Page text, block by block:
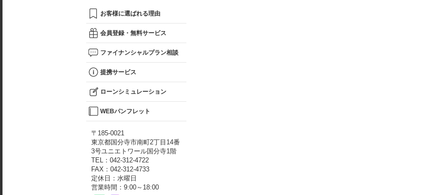
お客様に選ばれる理由
会員登録・無料サービス
ファイナンシャルプラン相談
提携サービス
ローンシミュレーション
WEBパンフレット
〒185-0021
東京都国分寺市南町2丁目14番
3号ユニエトワール国分寺1階
TEL：042-312-4722
FAX：042-312-4733
定休日：水曜日
営業時間：9:00～18:00